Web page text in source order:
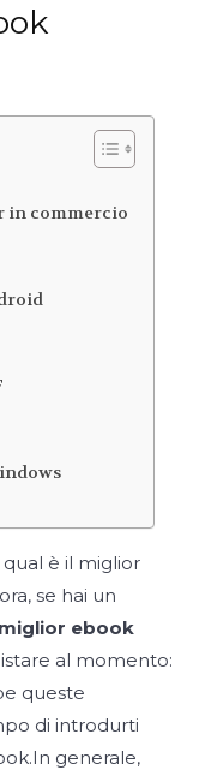
in commercio
è il miglior
se hai un
miglior ebook
al momento:
queste
di introdurti
generale,